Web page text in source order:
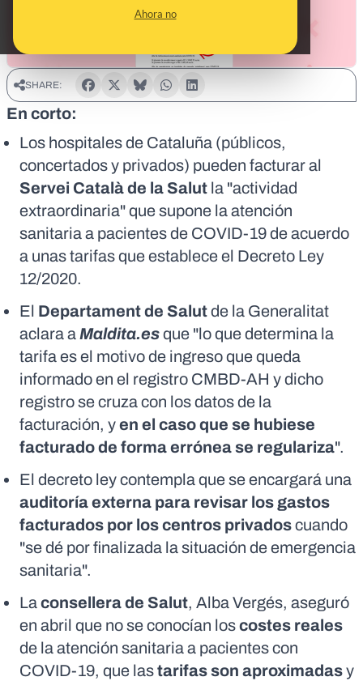
Ahora no
SHARE:
En corto:
Los hospitales de Cataluña (públicos,
concertados y privados) pueden facturar al
Servei Català de la Salut la "actividad
extraordinaria" que supone la atención
sanitaria a pacientes de COVID-19 de acuerdo
a unas tarifas que establece el Decreto Ley
12/2020.
El Departament de Salutde la Generalitat
aclara aMaldita.esque "lo que determina la
tarifa es el motivo de ingreso que queda
informado en el registro CMBD-AH y dicho
registro se cruza con los datos de la
facturación, yen el caso que se hubiese
facturado de forma errónea se regulariza".
El decreto ley contempla que se encargará una
auditoría externa para revisar los gastos
facturados por los centros privadoscuando
"se dé por finalizada la situación de emergencia
sanitaria".
Laconsellera de Salut, Alba Vergés, aseguró
en abril que no se conocían loscostes reales
de la atención sanitaria a pacientes con
COVID-19, que lastarifas son aproximadasy